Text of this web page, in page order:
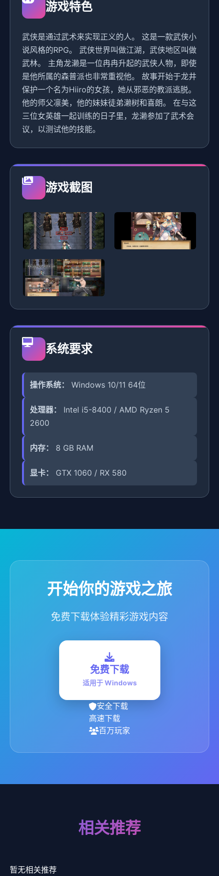
游戏特色
武侠是通过武术来实现正义的人。 这是一款武侠小
说风格的RPG。 武侠世界叫做江湖，武侠地区叫做
武林。 主角龙濑是一位冉冉升起的武侠人物，即使
是他所属的森普派也非常重视他。 故事开始于龙井
保护一个名为Hiiro的女孩，她从邪恶的教派逃脱。
他的师父凛美，他的妹妹徒弟濑树和喜朗。 在与这
三位女英雄一起训练的日子里，龙濑参加了武术会
议，以测试他的技能。
游戏截图
系统要求
操作系统： Windows 10/11 64位
处理器：
Intel i5-8400 / AMD Ryzen 5
2600
内存： 8 GB RAM
显卡： GTX 1060 / RX 580
开始你的游戏之旅
免费下载体验精彩游戏内容
免费下载
适用于 Windows
安全下载
高速下载
百万玩家
相关推荐
暂无相关推荐